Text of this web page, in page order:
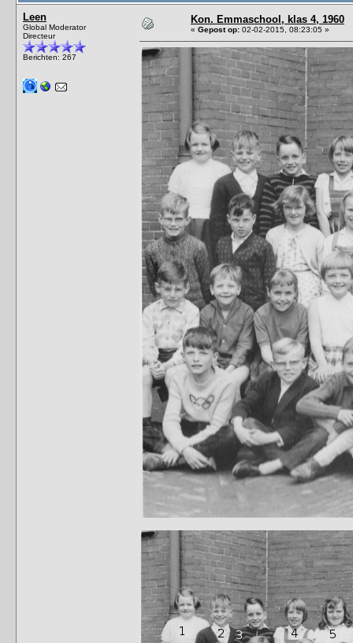
Leen
Global Moderator
Directeur
Berichten: 267
Kon. Emmaschool, klas 4, 1960
« Gepost op: 02-02-2015, 08:23:05 »